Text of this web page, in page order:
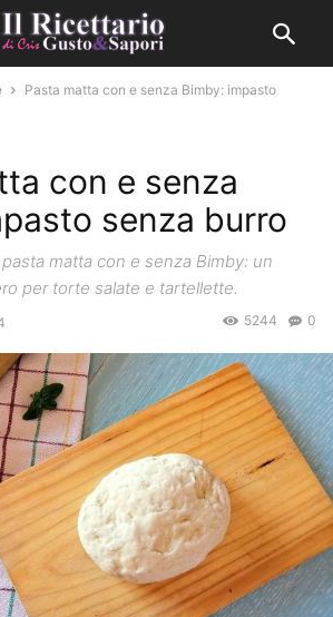
Pasta matta con e senza Bimby: impasto
con e senza
senza burro
matta con e senza Bimby: un
per torte salate e tartellette.
0
5244